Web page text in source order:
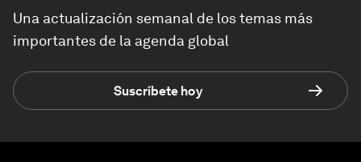
Una actualización semanal de los temas más
importantes de la agenda global
Suscríbete hoy